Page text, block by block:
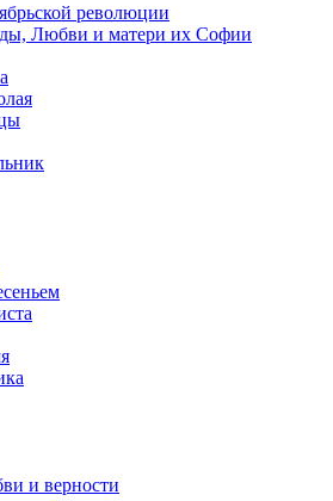
революции
Любви и матери их Софии
и верности